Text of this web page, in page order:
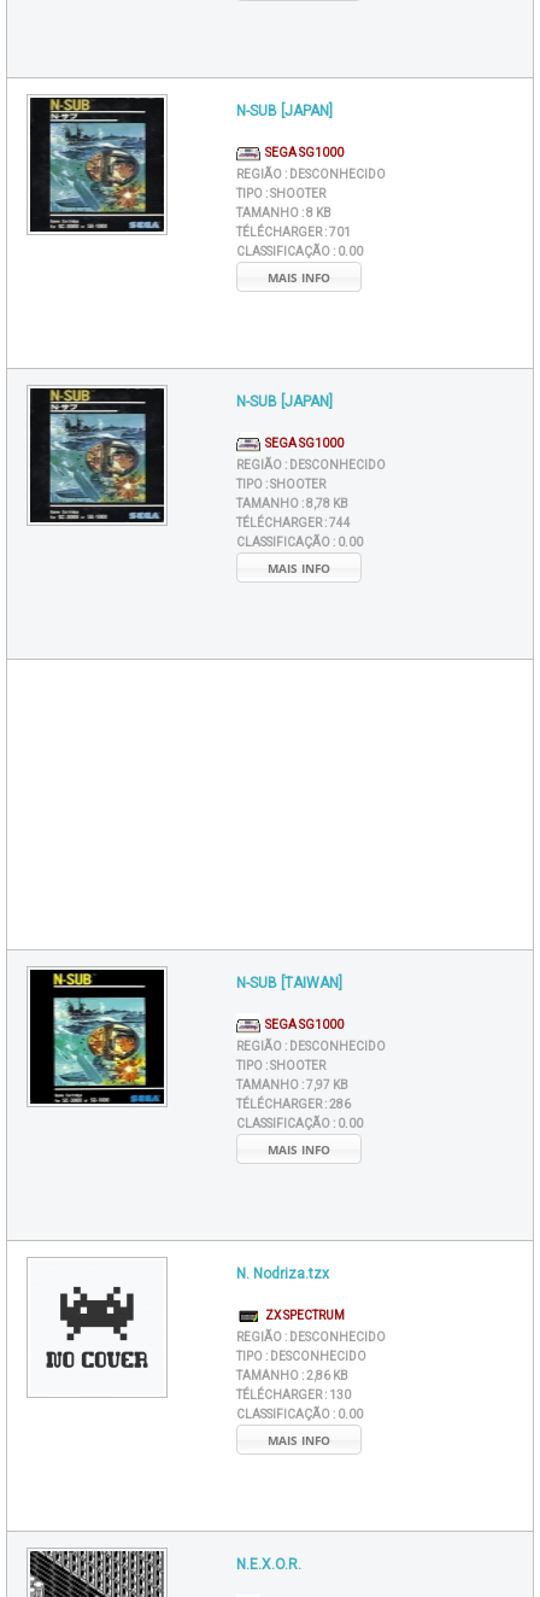
N-SUB [JAPAN]
SEGA SG1000
REGIÃO : DESCONHECIDO
TIPO :SHOOTER
TAMANHO :8 KB
TÉLÉCHARGER :701
CLASSIFICAÇÃO : 0.00
MAIS INFO
N-SUB [JAPAN]
SEGA SG1000
REGIÃO : DESCONHECIDO
TIPO :SHOOTER
TAMANHO :8,78 KB
TÉLÉCHARGER :744
CLASSIFICAÇÃO : 0.00
MAIS INFO
N-SUB [TAIWAN]
SEGA SG1000
REGIÃO : DESCONHECIDO
TIPO :SHOOTER
TAMANHO :7,97 KB
TÉLÉCHARGER :286
CLASSIFICAÇÃO : 0.00
MAIS INFO
N. Nodriza.tzx
ZX SPECTRUM
REGIÃO : DESCONHECIDO
TIPO : DESCONHECIDO
TAMANHO :2,86 KB
TÉLÉCHARGER : 130
CLASSIFICAÇÃO : 0.00
MAIS INFO
N.E.X.O.R.